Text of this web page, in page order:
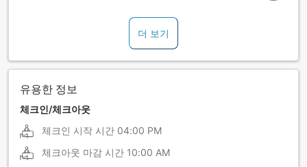
더 보기
유용한 정보
체크인/체크아웃
체크인 시작 시간 04:00 PM
체크아웃 마감 시간 10:00 AM